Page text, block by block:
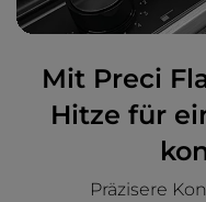
Mit Preci
Hitze für
Präzisere